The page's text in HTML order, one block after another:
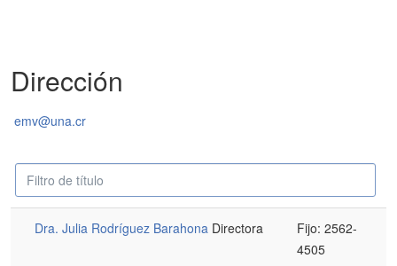
Dirección
emv@una.cr
Despublicado Campo
'Filtrar'
Dra. Julia Rodríguez Barahona Directora
Fijo: 2562-
4505